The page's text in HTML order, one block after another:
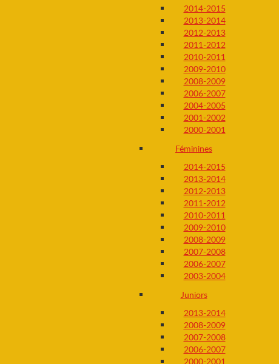
2014-2015
2013-2014
2012-2013
2011-2012
2010-2011
2009-2010
2008-2009
2006-2007
2004-2005
2001-2002
2000-2001
Féminines
2014-2015
2013-2014
2012-2013
2011-2012
2010-2011
2009-2010
2008-2009
2007-2008
2006-2007
2003-2004
Juniors
2013-2014
2008-2009
2007-2008
2006-2007
2000-2001